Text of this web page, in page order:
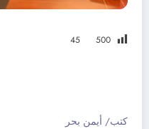
500
45
كتب/ أيمن بحر